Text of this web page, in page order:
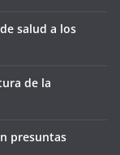
salud a los
de la
presuntas